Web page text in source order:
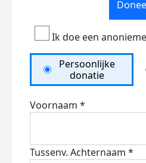
Ik doe een
Persoonlijke
donatie
Voornaam *
Tussenv. Achternaam *